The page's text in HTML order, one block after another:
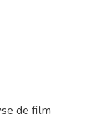
de film